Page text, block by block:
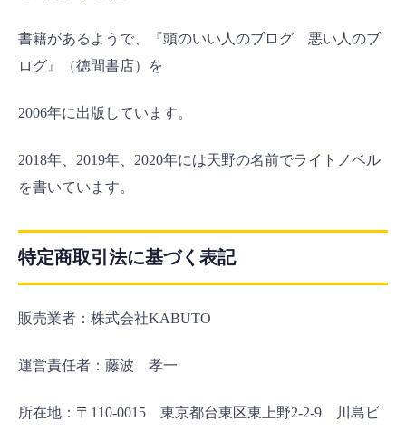
書籍があるようで、『頭のいい人のブログ 悪い人のブ
ログ』（徳間書店）を
2006年に出版しています。
2018年、2019年、2020年には天野の名前でライトノベル
を書いています。
特定商取引法に基づく表記
販売業者：株式会社KABUTO
運営責任者：藤波 孝一
所在地：〒110-0015 東京都台東区東上野2-2-9 川島ビ